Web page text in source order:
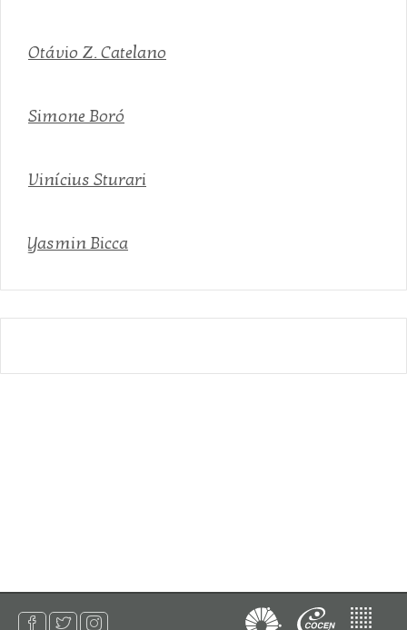
Otávio Z. Catelano
Simone Boró
Vinícius Sturari
Yasmin Bicca